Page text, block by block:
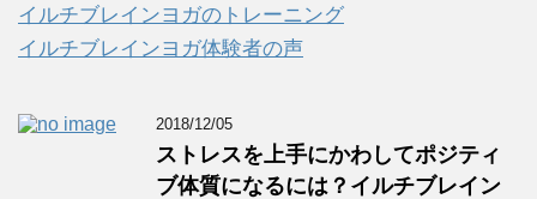
イルチブレインヨガのトレーニング
イルチブレインヨガ体験者の声
2018/12/05
ストレスを上手にかわしてポジティ
ブ体質になるには？イルチブレイン